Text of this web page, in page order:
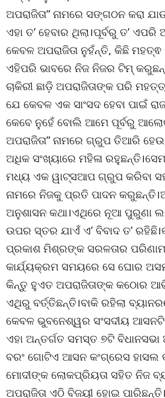
ଅପରାଜିତା” ନାମରେ ସଙ୍ଗଠନ କରା
ଏହା ତ’ ହେବାର ଥିଲା।ପୂର୍ବରୁ ତ’ ଏପରି
କେବଳ ଅପରାଜିତା ନୁହଁନ୍ତି, କିଛି ମହତ୍ଵ
ଏହିପରି ଭାବରେ ନିଜ ନିଜର ଟିମ୍
ଚାକିରୀ ଛାଡ଼ି ଅପରାଜିତାଙ୍କ ପରି
ଯେ କେବଳ ଏକ ସାଂସଦ ହେବା ପାଇଁ
କେବେ ନୁହେଁ ବୋଲି ଆମେ ପୂର୍ବରୁ
ଅପରାଜିତା” ନାମରେ ଗ୍ରୁପ ତିଆରି
ଅଧିକ ସଂଖ୍ୟାରେ ମହିଳା
ମଧ୍ୟ ଏକ ୱାଟ୍ସଆପ ଗ୍ରୁପ କରିବା ସହ
ନାମରେ ନିଜକୁ ପ୍ରତି ପାଦନ
ଅନୁଶାସନ କଥା।ଏଥିରେ ନୂଆ ପୁରୁଣା
ଉପର ସ୍ତର ଯାଏଁ ଏ’ ବିବାଦ ତ’
ପ୍ରକାଶ ମିଶ୍ରଙ୍କ ସରଳତାର
କାର୍ଯ୍ୟକ୍ରମ ସମୟରେ ସେ ଘୋର
କିନ୍ତୁ ହୁଏତ ଅପରାଜିତାଙ୍କ କଠୋର
ଏଥିରୁ ବର୍ତ୍ତିଛନ୍ତି।ବାକି ରହିଲା
କେବଳ ଭୁବନେଶ୍ୱର ସଂସଦୀୟ ଆସନଟି
ଏହା ଅନ୍ତର୍ଗତ ସମସ୍ତ ୭ଟି
ବରଂ ଗୋଟିଏ ଆସନ କଂଗ୍ରେସ ହାସଲ
ମୋଦୀଙ୍କ ଲୋକପ୍ରିୟତା ସହିତ ନିଜ
ଅପରାଜିତା ଏଠି ବିଜୟୀ ହୋଇ